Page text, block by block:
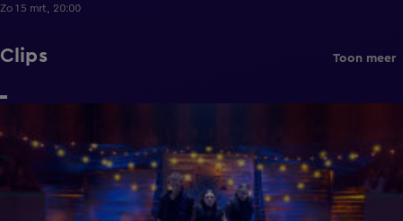
Zo 15 mrt, 20:00
Clips Toon meer